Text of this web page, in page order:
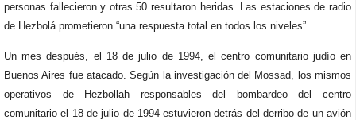
personas fallecieron y otras 50 resultaron heridas. Las estaciones de radio
de Hezbolá prometieron “una respuesta total en todos los niveles”.
Un mes después, el 18 de julio de 1994, el centro comunitario judío en
Buenos Aires fue atacado. Según la investigación del Mossad, los mismos
operativos de Hezbollah responsables del bombardeo del centro
comunitario el 18 de julio de 1994 estuvieron detrás del derribo de un avión